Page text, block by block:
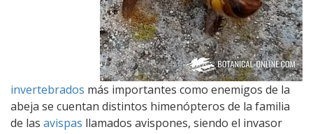
invertebrados más importantes como enemigos de la
abeja se cuentan distintos himenópteros de la familia
de las avispas llamados avispones, siendo el invasor